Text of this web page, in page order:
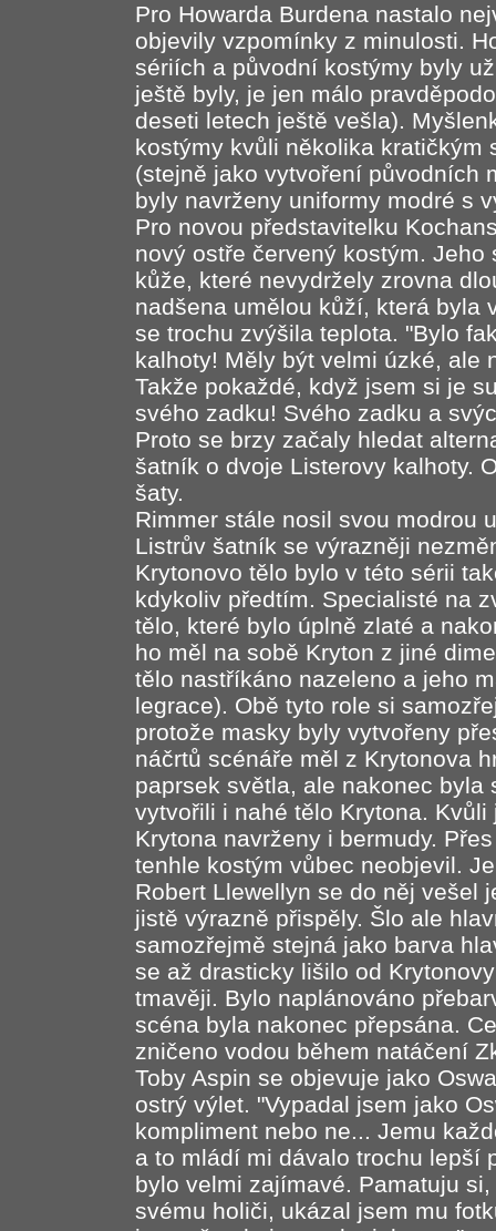
Pro Howarda Burdena nastalo
objevily vzpomínky z minulosti.
sériích a původní kostýmy byly
ještě byly, je jen málo
deseti letech ještě vešla).
kostýmy kvůli několika kratičkým
(stejně jako vytvoření původních
byly navrženy uniformy modré s
Pro novou představitelku
nový ostře červený kostým.
kůže, které nevydržely zrovna
nadšena umělou kůží, která byla
se trochu zvýšila teplota. "Bylo
kalhoty! Měly být velmi úzké, ale
Takže pokaždé, když jsem si je
svého zadku! Svého zadku a
Proto se brzy začaly hledat
šatník o dvoje Listerovy kalhoty.
šaty.
Rimmer stále nosil svou modrou
Listrův šatník se výrazněji
Krytonovo tělo bylo v této sérii
kdykoliv předtím. Specialisté na
tělo, které bylo úplně zlaté a
ho měl na sobě Kryton z jiné
tělo nastříkáno nazeleno a jeho
legrace). Obě tyto role si
protože masky byly vytvořeny
náčrtů scénáře měl z Krytonova
paprsek světla, ale nakonec
vytvořili i nahé tělo Krytona.
Krytona navrženy i bermudy.
tenhle kostým vůbec neobjevil.
Robert Llewellyn se do něj vešel
jistě výrazně přispěly. Šlo ale
samozřejmě stejná jako barva
se až drasticky lišilo od
tmavěji. Bylo naplánováno
scéna byla nakonec přepsána.
zničeno vodou během natáčení
Toby Aspin se objevuje jako
ostrý výlet. "Vypadal jsem jako
kompliment nebo ne... Jemu
a to mládí mi dávalo trochu lepší
bylo velmi zajímavé. Pamatuju
svému holiči, ukázal jsem mu